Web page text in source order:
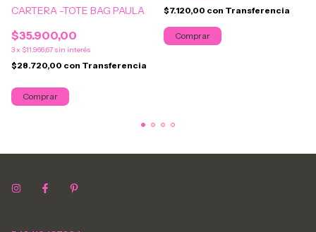
CARTERA -TOTE BAG PAULA
$35.900,00
3x $11.966,67 sin interés
$28.720,00 con Transferencia
$7.120,00 con Transferencia
Comprar